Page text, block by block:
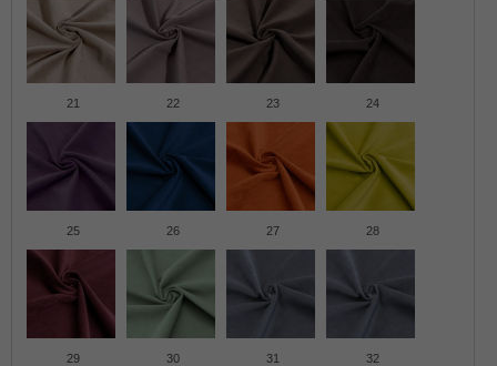
21 22 23 24
25 26 27 28
29 30 31 32